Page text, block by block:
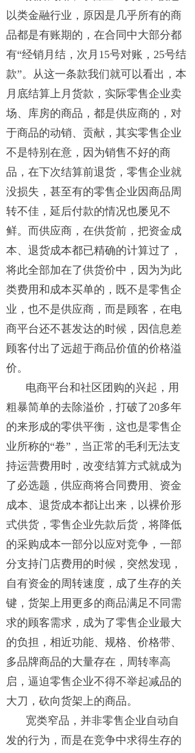
以类金融行业，原因是几乎所有的商
品都是有账期的，在合同中大部分都
有“经销月结，次月15号对账，25号结
款”。从这一条款我们就可以看出，本
月底结算上月货款，实际零售企业卖
场、库房的商品，都是供应商的，对
于商品的动销、贡献，其实零售企业
不是特别在意，因为销售不好的商
品，在下次结算前退货，零售企业就
没损失，甚至有的零售企业因商品周
转不佳，延后付款的情况也屡见不
鲜。而供应商，在供货前，把资金成
本、退货成本都已精确的计算过了，
将此全部加在了供货价中，因为为此
类费用和成本买单的，既不是零售企
业，也不是供应商，而是顾客，在电
商平台还不甚发达的时候，因信息差
顾客付出了远超于商品价值的价格溢
价。
电商平台和社区团购的兴起，用
粗暴简单的去除溢价，打破了20多年
的来形成的零供平衡，这也是零售企
业所称的“卷”，当正常的毛利无法支
持运营费用时，改变结算方式就成为
了必选题，供应商将合同费用、资金
成本、退货成本都让出来，以裸价形
式供货，零售企业先款后货，将降低
的采购成本一部分以应对竞争，一部
分支持门店费用的时候，突然发现，
自有资金的周转速度，成了生存的关
键，货架上用更多的商品满足不同需
求的顾客需求，成为了零售企业最大
的负担，相近功能、规格、价格带、
多品牌商品的大量存在，周转率高
启，逼迫零售企业不得不举起减品的
大刀，砍向货架上的商品。
宽类窄品，并非零售企业自动自
发的行为，而是在竞争中求得生存的